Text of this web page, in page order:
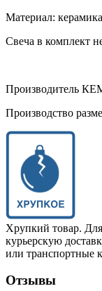
Материал:
Свеча в комплект
Производитель
Производство
Хрупкий товар.
курьерскую
или транспортные
Отзывы